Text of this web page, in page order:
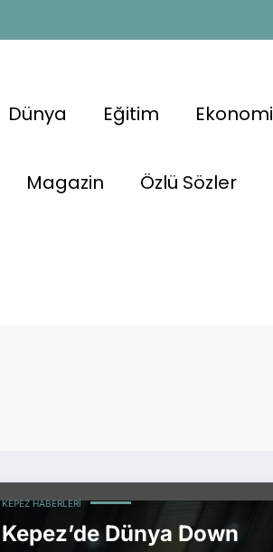
Dünya Eğitim Ekonomi
Magazin Özlü Sözler
KEPEZ HABERLERI
Kepez’de Dünya Down